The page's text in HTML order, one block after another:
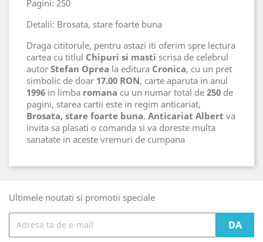
Pagini: 250
Detalii: Brosata, stare foarte buna
Draga cititorule, pentru astazi iti oferim spre lectura
cartea cu titlul Chipuri si masti scrisa de celebrul
autor Stefan Oprea la editura Cronica, cu un pret
simbolic de doar 17.00 RON, carte aparuta in anul
1996 in limba romana cu un numar total de 250 de
pagini, starea cartii este in regim anticariat,
Brosata, stare foarte buna. Anticariat Albert va
invita sa plasati o comanda si va doreste multa
sanatate in aceste vremuri de cumpana
Ultimele noutati si promotii speciale